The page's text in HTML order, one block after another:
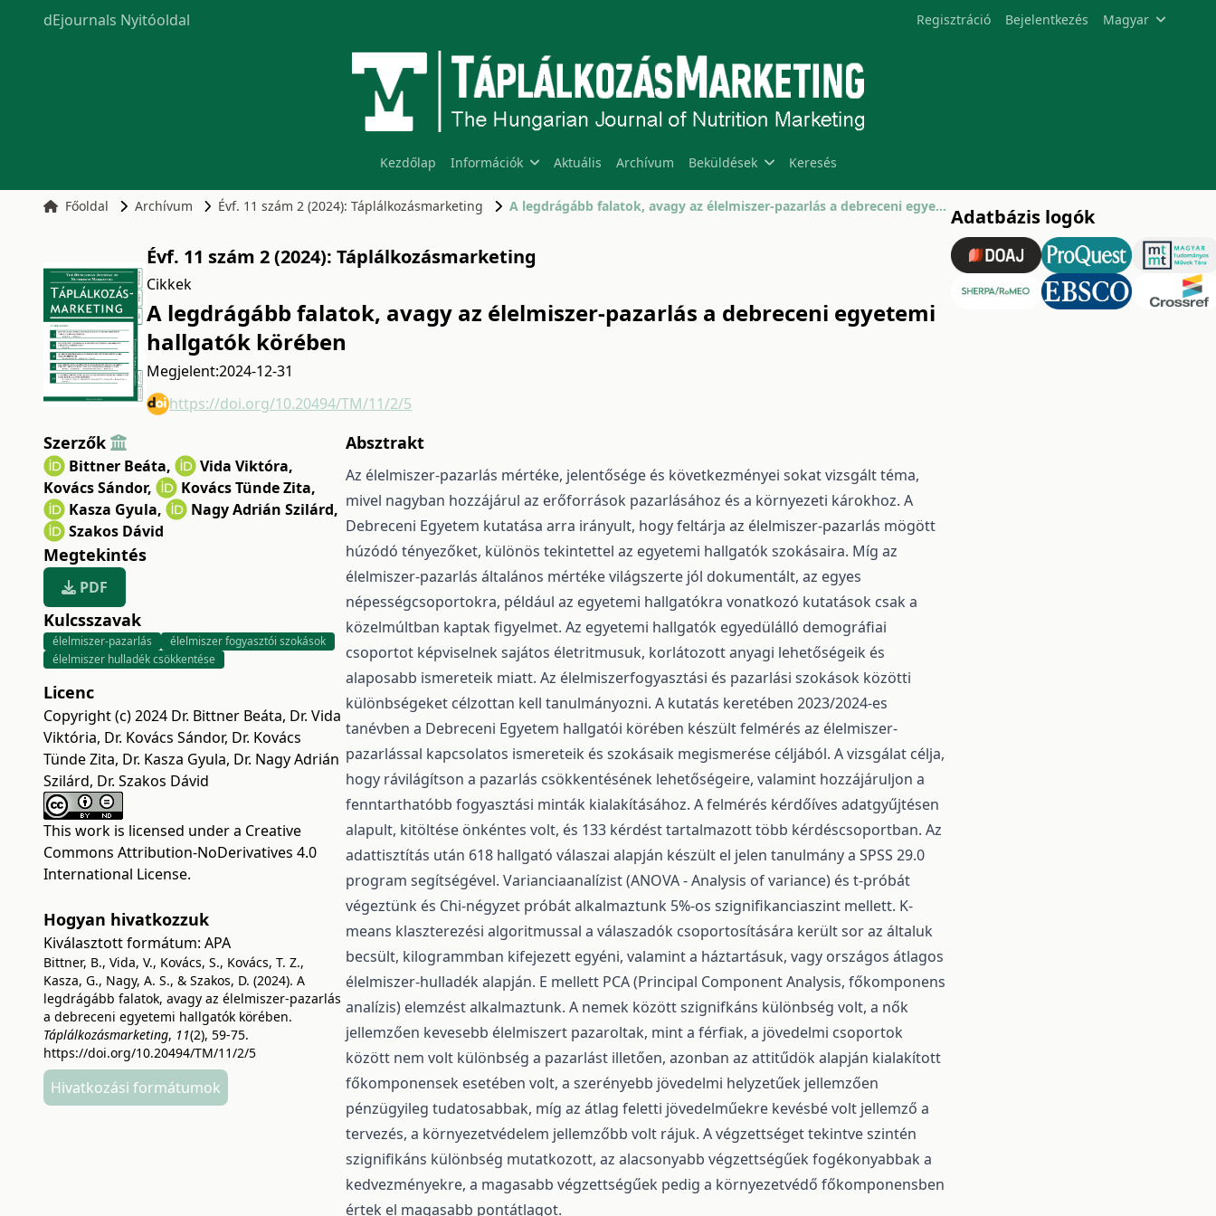
dEjournals Nyitóoldal Regisztráció Bejelentkezés Magyar
Kezdőlap Információk Aktuális Archívum Beküldések Keresés
Főoldal Archívum Évf. 11 szám 2 (2024): Táplálkozásmarketing A legdrágább falatok, avagy az élelmiszer-pazarlás a debreceni egyetemi hallgatók körében
Évf. 11 szám 2 (2024): Táplálkozásmarketing
Cikkek
A legdrágább falatok, avagy az élelmiszer-pazarlás a debreceni egyetemi
hallgatók körében
Megjelent:2024-12-31
https://doi.org/10.20494/TM/11/2/5
Szerzők
Bittner Beáta, Vida Viktóra,
Kovács Sándor, Kovács Tünde Zita,
Kasza Gyula, Nagy Adrián Szilárd,
Szakos Dávid
Megtekintés
PDF
Kulcsszavak
élelmiszer-pazarlás
élelmiszer fogyasztói szokások
élelmiszer hulladék csökkentése
Licenc
Copyright (c) 2024 Dr. Bittner Beáta, Dr. Vida
Viktória, Dr. Kovács Sándor, Dr. Kovács
Tünde Zita, Dr. Kasza Gyula, Dr. Nagy Adrián
Szilárd, Dr. Szakos Dávid
This work is licensed under a Creative
Commons Attribution-NoDerivatives 4.0
International License.
Hogyan hivatkozzuk
Kiválasztott formátum: APA
Bittner, B., Vida, V., Kovács, S., Kovács, T. Z.,
Kasza, G., Nagy, A. S., & Szakos, D. (2024). A
legdrágább falatok, avagy az élelmiszer-pazarlás
a debreceni egyetemi hallgatók körében.
Táplálkozásmarketing, 11(2), 59-75.
https://doi.org/10.20494/TM/11/2/5
Hivatkozási formátumok
Absztrakt
Az élelmiszer-pazarlás mértéke, jelentősége és következményei sokat vizsgált téma,
mivel nagyban hozzájárul az erőforrások pazarlásához és a környezeti károkhoz. A
Debreceni Egyetem kutatása arra irányult, hogy feltárja az élelmiszer-pazarlás mögött
húzódó tényezőket, különös tekintettel az egyetemi hallgatók szokásaira. Míg az
élelmiszer-pazarlás általános mértéke világszerte jól dokumentált, az egyes
népességcsoportokra, például az egyetemi hallgatókra vonatkozó kutatások csak a
közelmúltban kaptak figyelmet. Az egyetemi hallgatók egyedülálló demográfiai
csoportot képviselnek sajátos életritmusuk, korlátozott anyagi lehetőségeik és
alaposabb ismereteik miatt. Az élelmiszerfogyasztási és pazarlási szokások közötti
különbségeket célzottan kell tanulmányozni. A kutatás keretében 2023/2024-es
tanévben a Debreceni Egyetem hallgatói körében készült felmérés az élelmiszer-
pazarlással kapcsolatos ismereteik és szokásaik megismerése céljából. A vizsgálat célja,
hogy rávilágítson a pazarlás csökkentésének lehetőségeire, valamint hozzájáruljon a
fenntarthatóbb fogyasztási minták kialakításához. A felmérés kérdőíves adatgyűjtésen
alapult, kitöltése önkéntes volt, és 133 kérdést tartalmazott több kérdéscsoportban. Az
adattisztítás után 618 hallgató válaszai alapján készült el jelen tanulmány a SPSS 29.0
program segítségével. Varianciaanalízist (ANOVA - Analysis of variance) és t-próbát
végeztünk és Chi-négyzet próbát alkalmaztunk 5%-os szignifikanciaszint mellett. K-
means klaszterezési algoritmussal a válaszadók csoportosítására került sor az általuk
becsült, kilogrammban kifejezett egyéni, valamint a háztartásuk, vagy országos átlagos
élelmiszer-hulladék alapján. E mellett PCA (Principal Component Analysis, főkomponens
analízis) elemzést alkalmaztunk. A nemek között szignifkáns különbség volt, a nők
jellemzően kevesebb élelmiszert pazaroltak, mint a férfiak, a jövedelmi csoportok
között nem volt különbség a pazarlást illetően, azonban az attitűdök alapján kialakított
főkomponensek esetében volt, a szerényebb jövedelmi helyzetűek jellemzően
pénzügyileg tudatosabbak, míg az átlag feletti jövedelműekre kevésbé volt jellemző a
tervezés, a környezetvédelem jellemzőbb volt rájuk. A végzettséget tekintve szintén
szignifikáns különbség mutatkozott, az alacsonyabb végzettségűek fogékonyabbak a
kedvezményekre, a magasabb végzettségűek pedig a környezetvédő főkomponensben
értek el magasabb pontátlagot.
Adatbázis logók